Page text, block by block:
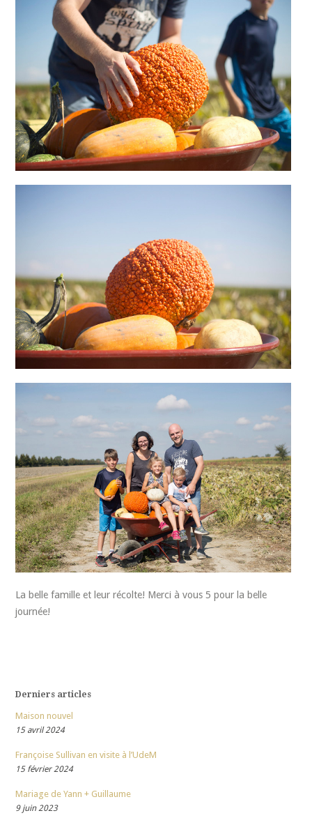
La belle famille et leur récolte! Merci à vous 5 pour la belle
journée!
Derniers articles
Maison nouvel
15 avril 2024
Françoise Sullivan en visite à l’UdeM
15 février 2024
Mariage de Yann + Guillaume
9 juin 2023